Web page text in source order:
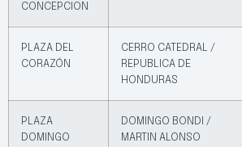
CONCEPCION
PLAZA DEL
CORAZÓN
CERRO CATEDRAL /
REPUBLICA DE
HONDURAS
PLAZA
DOMINGO
DOMINGO BONDI /
MARTIN ALONSO